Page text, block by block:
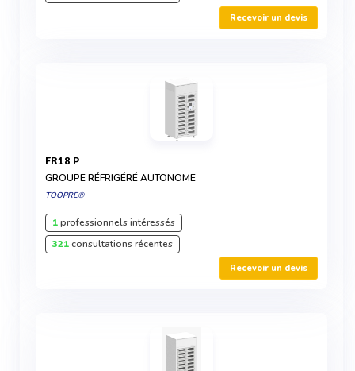
Recevoir un devis
FR18 P
GROUPE RÉFRIGÉRÉ AUTONOME
TOOPRE®
1professionnels intéressés
321consultations récentes
Recevoir un devis